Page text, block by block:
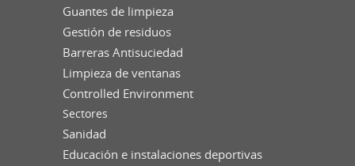
Guantes de limpieza
Gestión de residuos
Barreras Antisuciedad
Limpieza de ventanas
Controlled Environment
Sectores
Sanidad
Educación e instalaciones deportivas